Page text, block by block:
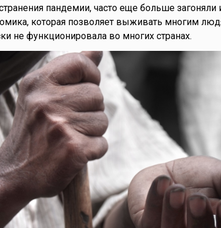
пандемии, часто еще больше
которая позволяет выживать многим
не функционировала во многих странах.